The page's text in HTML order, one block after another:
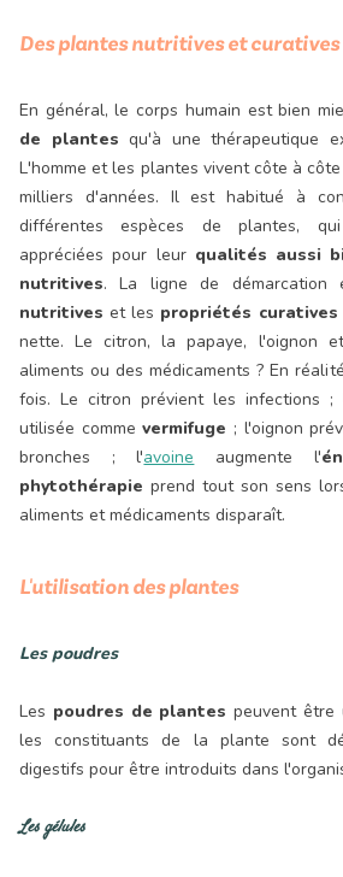
Des plantes nutritives et curatives
En général, le corps humain est bien
de plantes qu'à une thérapeutique
L'homme et les plantes vivent côte à
milliers d'années. Il est habitué à
différentes espèces de plantes,
appréciées pour leur qualités aussi
nutritives. La ligne de démarcation
nutritives et les propriétés curatives
nette. Le citron, la papaye, l'oignon
aliments ou des médicaments ? En
fois. Le citron prévient les infections
utilisée commevermifuge ; l'oignon
bronches ; l'avoine augmente l'
phytothérapie prend tout son sens
aliments et médicaments disparaît.
L'utilisation des plantes
Les poudres
Les poudres de plantespeuvent être
les constituants de la plante sont
digestifs pour être introduits dans
Les gélules